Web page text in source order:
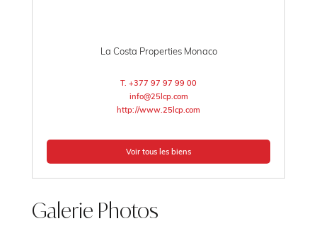
La Costa Properties Monaco
T. +377 97 97 99 00
info@25lcp.com
http://www.25lcp.com
Voir tous les biens
Galerie Photos